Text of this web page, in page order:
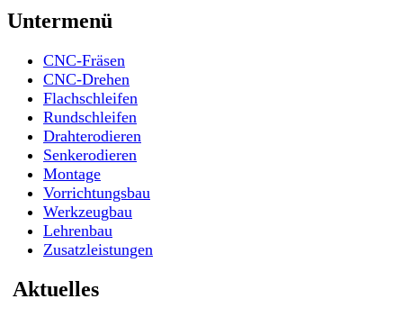
Untermenü
CNC-Fräsen
CNC-Drehen
Flachschleifen
Rundschleifen
Drahterodieren
Senkerodieren
Montage
Vorrichtungsbau
Werkzeugbau
Lehrenbau
Zusatzleistungen
Aktuelles